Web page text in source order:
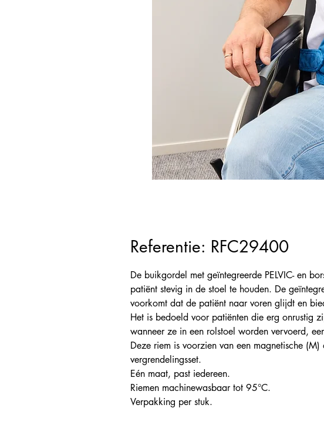
Referentie: RFC29400
De buikgordel met geïntegreerde PELVIC- en
patiënt stevig in de stoel te houden. De
voorkomt dat de patiënt naar voren glijdt en
Het is bedoeld voor patiënten die erg onrustig
wanneer ze in een rolstoel worden vervoerd,
Deze riem is voorzien van een magnetische (M)
vergrendelingsset.
Eén maat, past iedereen.
Riemen machinewasbaar tot 95°C.
Verpakking per stuk.